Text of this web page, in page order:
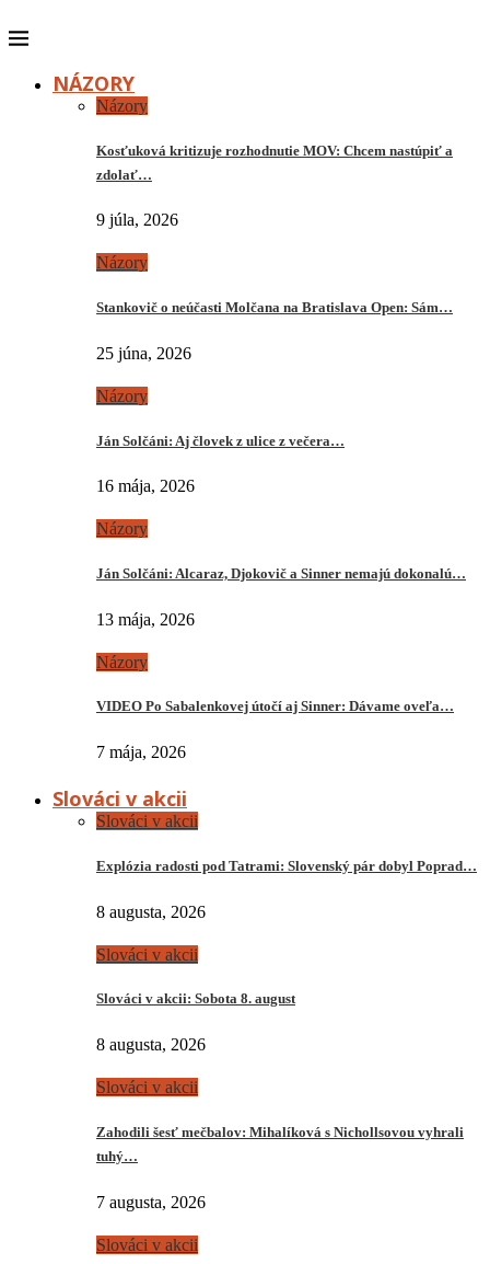
NÁZORY
Názory
Kosťuková kritizuje rozhodnutie MOV: Chcem nastúpiť a
zdolať…
9 júla, 2026
Názory
Stankovič o neúčasti Molčana na Bratislava Open: Sám…
25 júna, 2026
Názory
Ján Solčáni: Aj človek z ulice z večera…
16 mája, 2026
Názory
Ján Solčáni: Alcaraz, Djokovič a Sinner nemajú dokonalú…
13 mája, 2026
Názory
VIDEO Po Sabalenkovej útočí aj Sinner: Dávame oveľa…
7 mája, 2026
Slováci v akcii
Slováci v akcii
Explózia radosti pod Tatrami: Slovenský pár dobyl Poprad…
8 augusta, 2026
Slováci v akcii
Slováci v akcii: Sobota 8. august
8 augusta, 2026
Slováci v akcii
Zahodili šesť mečbalov: Mihalíková s Nichollsovou vyhrali
tuhý…
7 augusta, 2026
Slováci v akcii